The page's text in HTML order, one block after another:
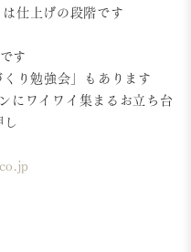
仕上げの段階です
す
り勉強会」もあります
にワイワイ集まるお立ち台
し